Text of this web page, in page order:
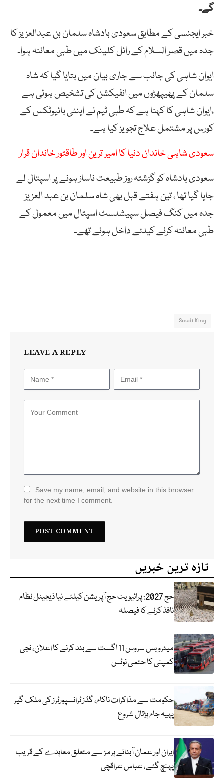
گے۔
خبر ایجنسی کے مطابق سعودی بادشاہ سلمان بن عبدالعزیز کا
جدہ میں قصر السلام کے رائل کلینک میں طبی معائنہ ہوا۔
ایوان شاہی کی جانب سے جاری بیان میں بتایا گیا کہ شاہ
سلمان کے پھیپھڑوں میں انفیکشن کی تشخیص ہوئی ہے
،ایوان شاہی کا کہنا ہے کہ طبی ٹیم نے اینٹی بائیوٹکس کے
کورس پر مشتمل علاج تجویز کیا ہے۔
سعودی شاہی خاندان دنیا کا امیر ترین اور طاقتور خاندان قرار
سعودی بادشاہ کو گزشتہ روز طبیعت ناساز ہونے پر اسپتال لے
جایا گیا تھا ، تین ہفتے قبل بھی شاہ سلمان بن عبد العزیز
جدہ میں کنگ فیصل سپیشلسٹ اسپتال میں معمول کے
طبی معائنہ کرنے کیلئے داخل ہوئے تھے۔
Saudi King
LEAVE A REPLY
Save my name, email, and website in this browser
for the next time I comment.
تازہ ترین خبریں
حج 2027: پرائیویٹ حج آپریشن کیلئے نیا ڈیجیٹل نظام
نافذ کرنے کا فیصلہ
میٹرو بس سروس 11 اگست سے بند کرنے کا اعلان، نجی
کمپنی کا حتمی نوٹس
حکومت سے مذاکرات ناکام، گڈز ٹرانسپورٹرز کی ملک گیر
پہیہ جام ہڑتال شروع
ایران اور عمان آبنائے ہرمز سے متعلق معاہدے کے قریب
پہنچ گئے، عباس عراقچی